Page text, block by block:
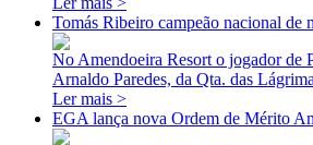
Tomás Ribeiro campeão nacional de
No Amendoeira Resort o jogador de
Arnaldo Paredes, da Qta. das
Ler mais >
EGA lança nova Ordem de Mérito